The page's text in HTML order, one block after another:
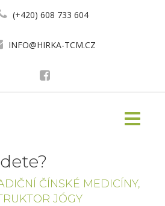
(+420) 608 733 604
INFO@HIRKA-TCM.CZ
Toggle
ČÍNSKÉ MEDICÍNY,
JÓGY